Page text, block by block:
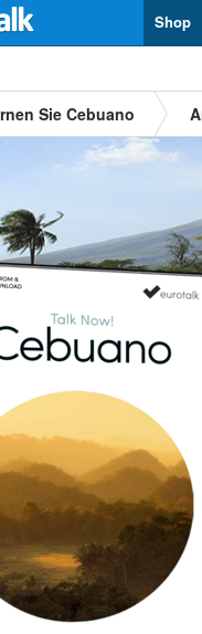
Shop
Sie Cebuano